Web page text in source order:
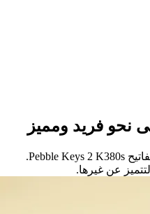
نحو فريد ومميز
دع العالم يعرف من أنت مع لوحة مفاتيح Pebble Keys 2 K380s.
عن غيرها.